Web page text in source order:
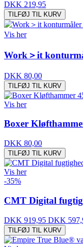
DKK 219,95
TILFØJ TIL KURV
Vis her
Work＞it
DKK 80,00
TILFØJ TIL KURV
Vis her
Boxer
DKK 80,00
TILFØJ TIL KURV
Vis her
-35%
CMT Digital
DKK 919,95 DKK
TILFØJ TIL KURV